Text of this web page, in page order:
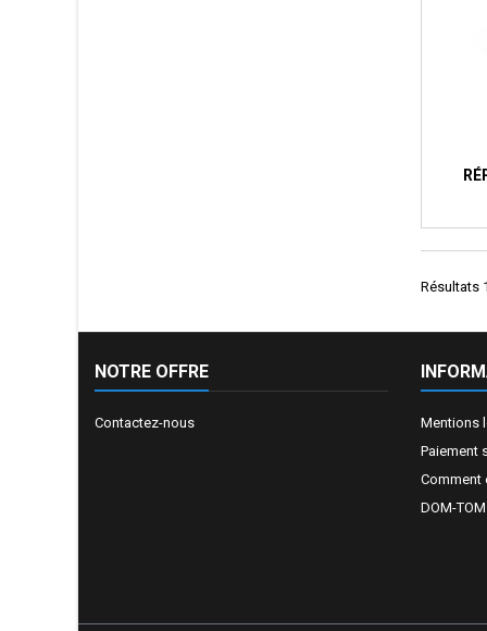
Résultats
NOTRE OFFRE
Contactez-nous
Mentions
Paiement
Comment
DOM-